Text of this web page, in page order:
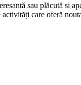
sau plăcută si
care oferă